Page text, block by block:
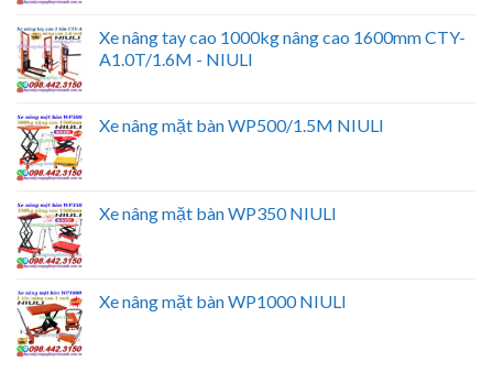
Xe nâng tay cao 1000kg nâng cao 1600mm CTY-
A1.0T/1.6M - NIULI
Xe nâng mặt bàn WP500/1.5M NIULI
Xe nâng mặt bàn WP350 NIULI
Xe nâng mặt bàn WP1000 NIULI